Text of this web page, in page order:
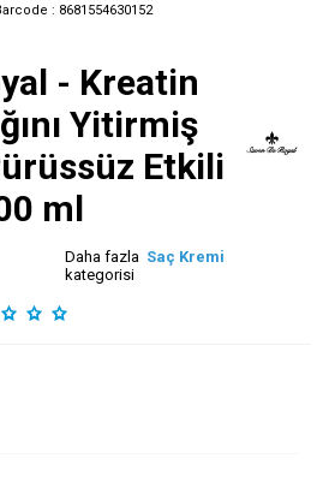
: 8681554630152
- Kreatin
Yitirmiş
Etkili
ml
Daha fazla Saç Kremi
kategorisi